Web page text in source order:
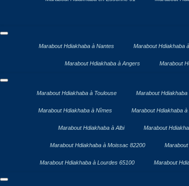
Marabout Hdiakhaba à Nantes Marabout Hdiakhaba
Marabout Hdiakhaba à Angers Marabout
Marabout Hdiakhaba à Toulouse Marabout Hdiakhaba
Marabout Hdiakhaba à Nîmes Marabout Hdiakhaba à
Marabout Hdiakhaba à Albi Marabout
Marabout Hdiakhaba à Moissac 82200
Marabout Hdiakhaba à Lourdes 65100 Marabout